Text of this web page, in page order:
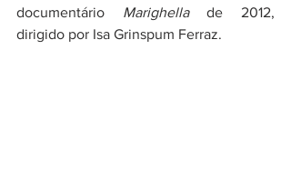
documentário Marighella de 2012,
dirigido por Isa Grinspum Ferraz.